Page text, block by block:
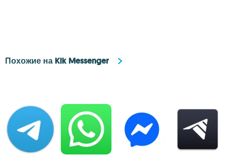
Похожие на Kik Messenger